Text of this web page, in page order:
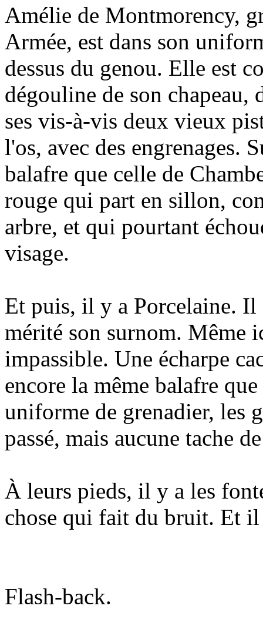
Amélie de Montmorency,
Armée, est dans son
dessus du genou. Elle est
dégouline de son chapeau,
ses vis-à-vis deux vieux
l'os, avec des engrenages.
balafre que celle de
rouge qui part en sillon,
arbre, et qui pourtant
visage.
Et puis, il y a Porcelaine. Il
mérité son surnom. Même
impassible. Une écharpe
encore la même balafre
uniforme de grenadier, les
passé, mais aucune tache
À leurs pieds, il y a les
chose qui fait du bruit. Et il
Flash-back.